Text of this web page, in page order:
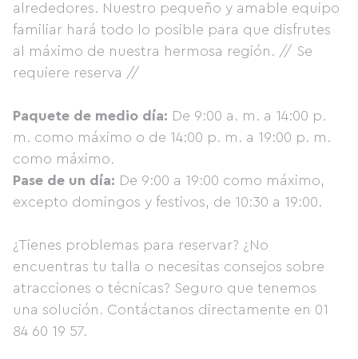
alrededores. Nuestro pequeño y amable equipo
familiar hará todo lo posible para que disfrutes
al máximo de nuestra hermosa región. // Se
requiere reserva //
Paquete de medio día: De 9:00 a. m. a 14:00 p.
m. como máximo o de 14:00 p. m. a 19:00 p. m.
como máximo.
Pase de un día: De 9:00 a 19:00 como máximo,
excepto domingos y festivos, de 10:30 a 19:00.
¿Tienes problemas para reservar? ¿No
encuentras tu talla o necesitas consejos sobre
atracciones o técnicas? Seguro que tenemos
una solución. Contáctanos directamente en 01
84 60 19 57.